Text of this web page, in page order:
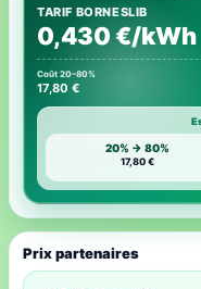
TARIF BORNESLIB
0,430 €/kWh
Coût 20–80%
17,80 €
20% → 80%
17,80 €
Prix partenaires